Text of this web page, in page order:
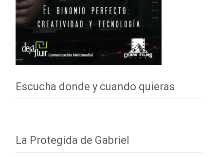
Escucha donde y cuando quieras
La Protegida de Gabriel